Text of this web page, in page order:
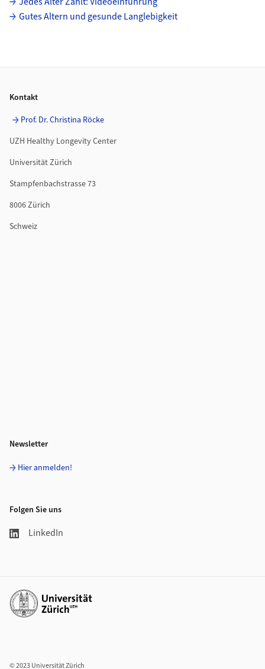
Gutes Altern und gesunde Langlebigkeit
Kontakt
Prof. Dr. Christina Röcke
UZH Healthy Longevity Center
Universität Zürich
Stampfenbachstrasse 73
8006 Zürich
Schweiz
Newsletter
Hier anmelden!
Folgen Sie uns
LinkedIn
Weiterführende Links
© 2023 Universität Zürich